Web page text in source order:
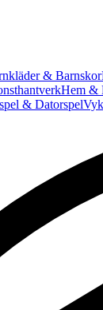
& Barnskor
Hem &
& Datorspel